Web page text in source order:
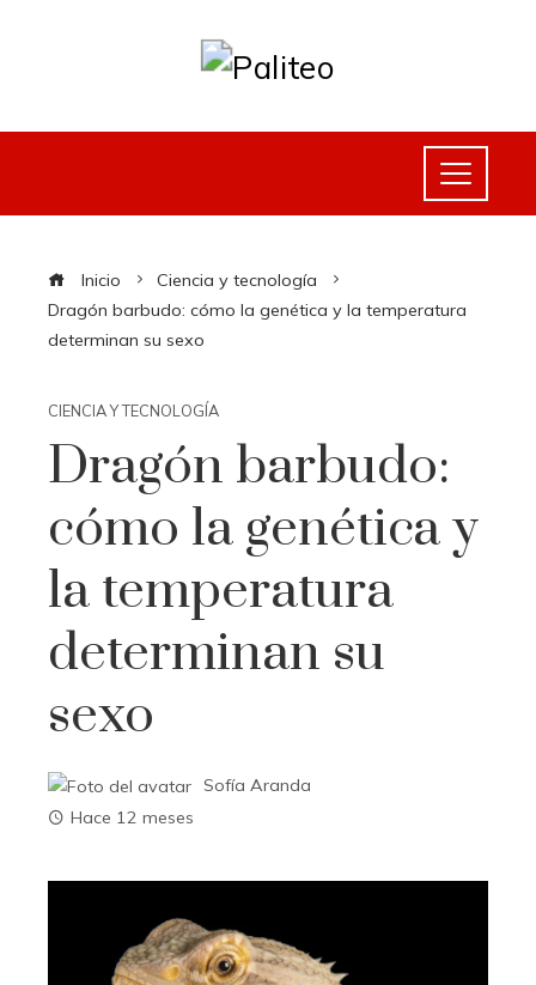
Inicio
Ciencia y tecnología
Dragón barbudo: cómo la genética y la temperatura
determinan su sexo
CIENCIA Y TECNOLOGÍA
Dragón barbudo:
cómo la genética y
la temperatura
determinan su
sexo
Sofía Aranda
Hace 12 meses